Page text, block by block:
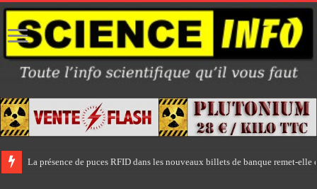
La présence de puces RFID dans les nouveaux billets de banque remet-